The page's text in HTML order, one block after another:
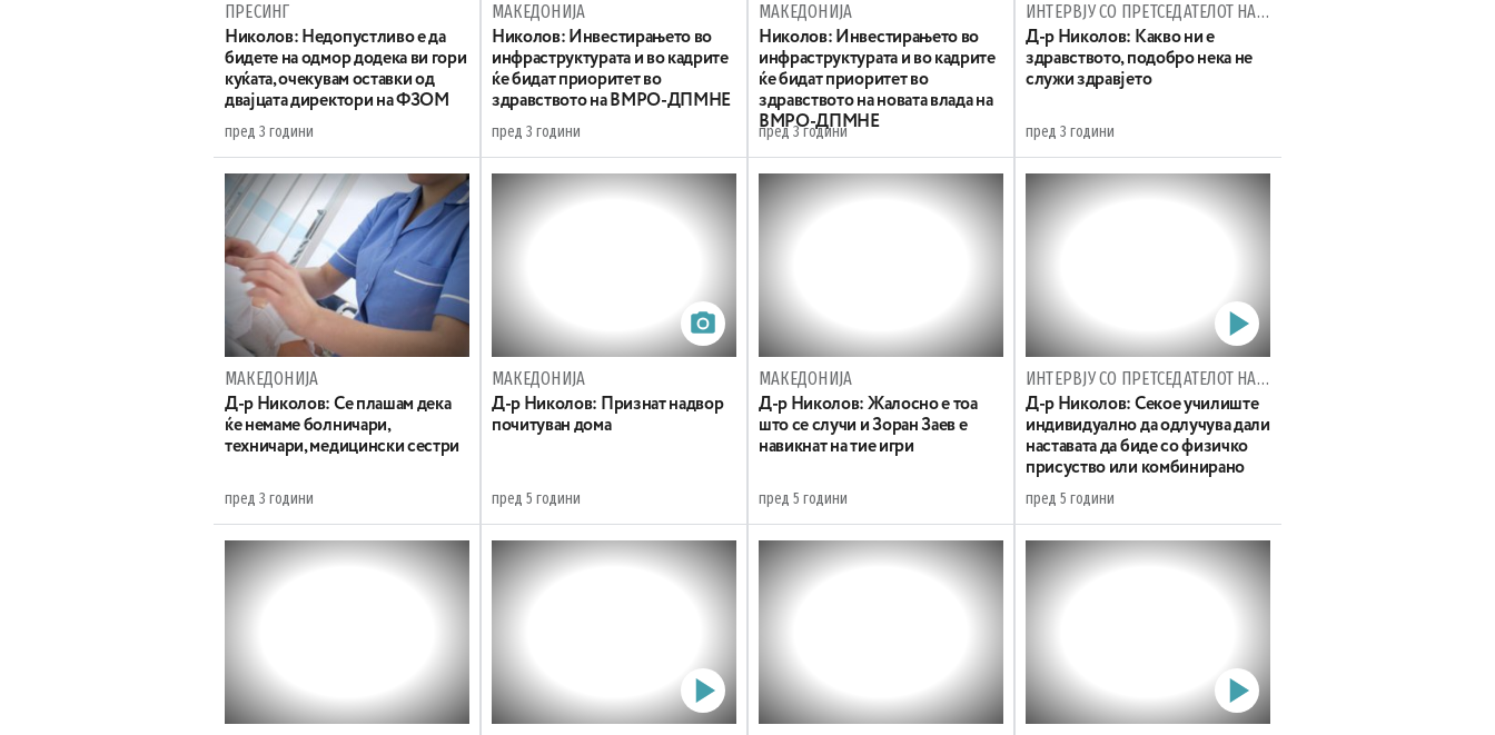
ПРЕСИНГ
Николов: Недопустливо е да
бидете на одмор додека ви гори
куќата, очекувам оставки од
двајцата директори на ФЗОМ
пред 3 години
МАКЕДОНИЈА
Николов: Инвестирањето во
инфраструктурата и во кадрите
ќе бидат приоритет во
здравството на ВМРО-ДПМНЕ
пред 3 години
МАКЕДОНИЈА
Николов: Инвестирањето во
инфраструктурата и во кадрите
ќе бидат приоритет во
здравството на новата влада на
ВМРО-ДПМНЕ
пред 3 години
ИНТЕРВЈУ СО ПРЕТСЕДАТЕЛОТ НА КОМИСИЈАТА ЗА ЗДРАВСТВО НА ВМРО-ДПМНЕ
Д-р Николов: Какво ни е
здравството, подобро нека не
служи здравјето
пред 3 години
МАКЕДОНИЈА
Д-р Николов: Се плашам дека
ќе немаме болничари,
техничари, медицински сестри
пред 3 години
МАКЕДОНИЈА
Д-р Николов: Признат надвор
почитуван дома
пред 5 години
МАКЕДОНИЈА
Д-р Николов: Жалосно е тоа
што се случи и Зоран Заев е
навикнат на тие игри
пред 5 години
ИНТЕРВЈУ СО ПРЕТСЕДАТЕЛОТ НА КОМИСИЈАТА ЗА ЗДРАВСТВО НА ВМРО-ДПМНЕ
Д-р Николов: Секое училиште
индивидуално да одлучува дали
наставата да биде со физичко
присуство или комбинирано
пред 5 години